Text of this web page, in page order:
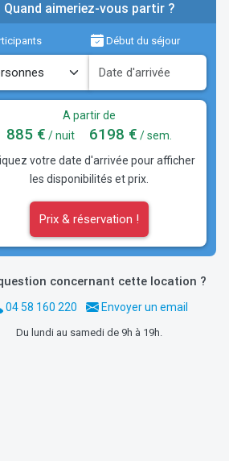
Quand aimeriez-vous partir ?
Début du séjour
A partir de
885 € / nuit 6198 € / sem.
votre date d'arrivée pour afficher
les disponibilités et prix.
Prix & réservation !
concernant cette location ?
04 58 160 220 Envoyer un email
Du lundi au samedi de 9h à 19h.